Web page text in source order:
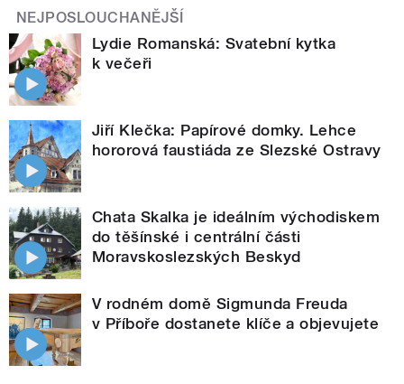
NEJPOSLOUCHANĚJŠÍ
Lydie Romanská: Svatební kytka
k večeři
Jiří Klečka: Papírové domky. Lehce
hororová faustiáda ze Slezské Ostravy
Chata Skalka je ideálním východiskem
do těšínské i centrální části
Moravskoslezských Beskyd
V rodném domě Sigmunda Freuda
v Příboře dostanete klíče a objevujete